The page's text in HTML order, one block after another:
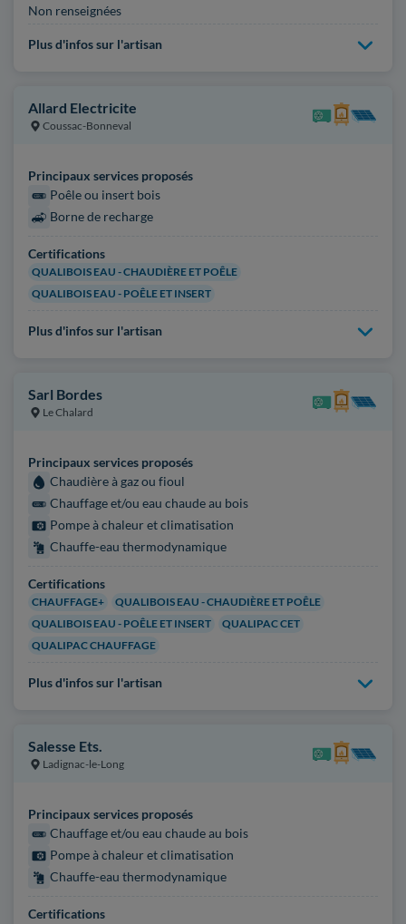
Non renseignées
Plus d'infos sur l'artisan
Allard Electricite
Coussac-Bonneval
Principaux services proposés
Poêle ou insert bois
Borne de recharge
Certifications
QUALIBOIS EAU - CHAUDIÈRE ET POÊLE
QUALIBOIS EAU - POÊLE ET INSERT
Plus d'infos sur l'artisan
Sarl Bordes
Le Chalard
Principaux services proposés
Chaudière à gaz ou fioul
Chauffage et/ou eau chaude au bois
Pompe à chaleur et climatisation
Chauffe-eau thermodynamique
Certifications
CHAUFFAGE+
QUALIBOIS EAU - CHAUDIÈRE ET POÊLE
QUALIBOIS EAU - POÊLE ET INSERT
QUALIPAC CET
QUALIPAC CHAUFFAGE
Plus d'infos sur l'artisan
Salesse Ets.
Ladignac-le-Long
Principaux services proposés
Chauffage et/ou eau chaude au bois
Pompe à chaleur et climatisation
Chauffe-eau thermodynamique
Certifications